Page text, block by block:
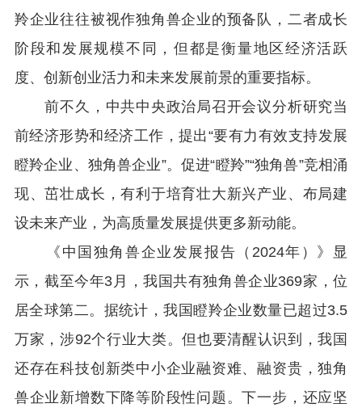
羚企业往往被视作独角兽企业的预备队，二者成长
阶段和发展规模不同，但都是衡量地区经济活跃
度、创新创业活力和未来发展前景的重要指标。
前不久，中共中央政治局召开会议分析研究当
前经济形势和经济工作，提出“要有力有效支持发展
瞪羚企业、独角兽企业”。促进“瞪羚”“独角兽”竞相涌
现、茁壮成长，有利于培育壮大新兴产业、布局建
设未来产业，为高质量发展提供更多新动能。
《中国独角兽企业发展报告（ 2024年）》显
示，截至今年3 月，我国共有独角兽企业369家，位
居全球第二。据统计，我国瞪羚企业数量已超过3.5
万家，涉92个行业大类。但也要清醒认识到，我国
还存在科技创新类中小企业融资难、融资贵，独角
兽企业新增数下降等阶段性问题。下一步，还应坚